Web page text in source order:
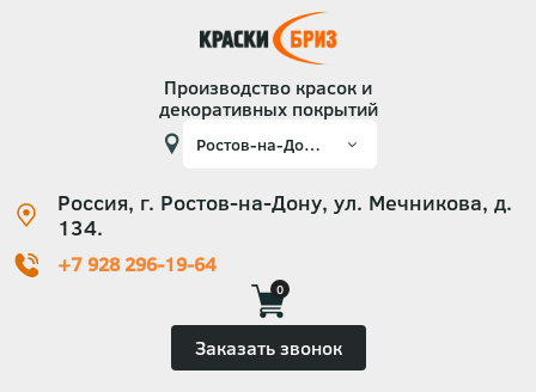
Производство красок и
декоративных покрытий
Россия, г. Ростов-на-Дону, ул. Мечникова, д.
134.
+7 928 296-19-64
0
Заказать звонок